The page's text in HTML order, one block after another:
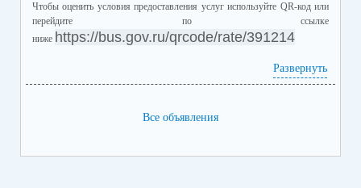
Чтобы оценить условия предоставления услуг используйте QR-код или
перейдите по ссылке
ниже https://bus.gov.ru/qrcode/rate/391214
Развернуть
Все объявления